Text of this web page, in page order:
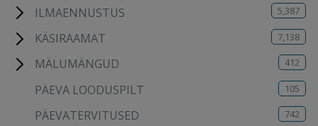
ILMAENNUSTUS 5,387
KÄSIRAAMAT 7,138
MÄLUMÄNGUD 412
PÄEVA LOODUSPILT 105
PÄEVATERVITUSED 742